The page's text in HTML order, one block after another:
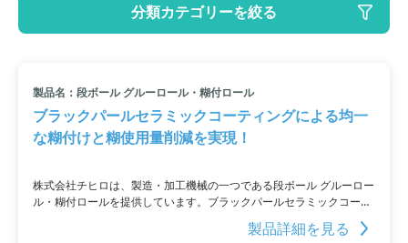
大カテゴリ: 製造・加工機械
小カテゴリ: 紙工機械
すべて条件を取り消す
分類カテゴリーを絞る
製品名：段ボール グルーロール・糊付ロール
ブラックパールセラミックコーティングによる均一
な糊付けと糊使用量削減を実現！
株式会社チヒロは、製造・加工機械の一つである段ボール グルーロー
ル・糊付ロールを提供しています。ブラックパールセラミックコーテ
ィングの特許技術を使用し、均一な糊付けと糊使用量の削減を実現し
ました。この特許技術は従来のセラミックアニロックスの考え方を覆
製品詳細を見る